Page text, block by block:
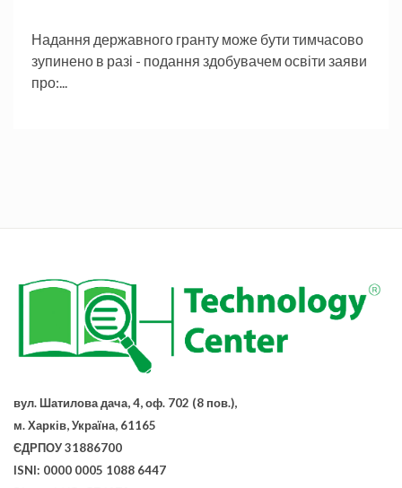
Надання державного гранту може бути тимчасово
зупинено в разі - подання здобувачем освіти заяви
про:...
вул. Шатилова дача, 4, оф. 702 (8 пов.),
м. Харків, Україна, 61165
ЄДРПОУ 31886700
ISNI: 0000 0005 1088 6447